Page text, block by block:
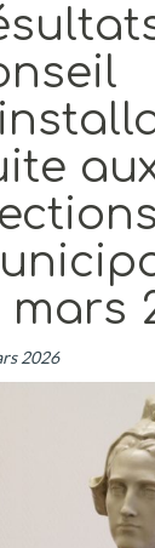
mars
2026